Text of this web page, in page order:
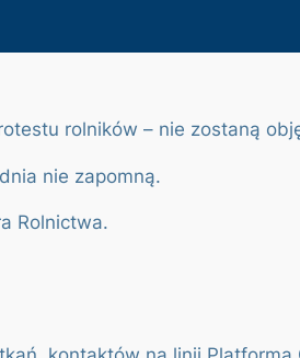
rolników – nie zostaną
nie zapomną.
Rolnictwa.